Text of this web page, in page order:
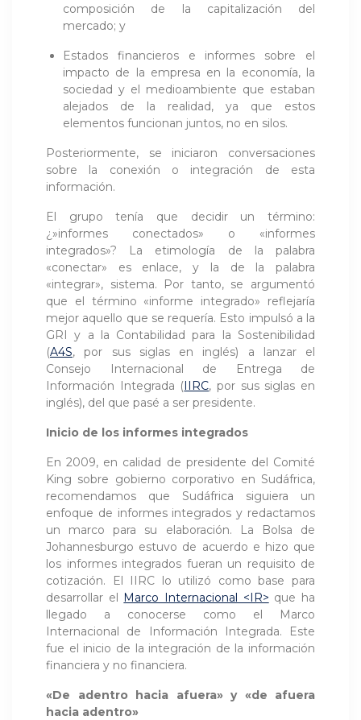
composición de la capitalización del
mercado; y
Estados financieros e informes sobre el
impacto de la empresa en la economía, la
sociedad y el medioambiente que estaban
alejados de la realidad, ya que estos
elementos funcionan juntos, no en silos.
Posteriormente, se iniciaron conversaciones
sobre la conexión o integración de esta
información.
El grupo tenía que decidir un término:
¿»informes conectados» o «informes
integrados»? La etimología de la palabra
«conectar» es enlace, y la de la palabra
«integrar», sistema. Por tanto, se argumentó
que el término «informe integrado» reflejaría
mejor aquello que se requería. Esto impulsó a la
GRI y a la Contabilidad para la Sostenibilidad
(A4S, por sus siglas en inglés) a lanzar el
Consejo Internacional de Entrega de
Información Integrada (IIRC, por sus siglas en
inglés), del que pasé a ser presidente.
Inicio de los informes integrados
En 2009, en calidad de presidente del Comité
King sobre gobierno corporativo en Sudáfrica,
recomendamos que Sudáfrica siguiera un
enfoque de informes integrados y redactamos
un marco para su elaboración. La Bolsa de
Johannesburgo estuvo de acuerdo e hizo que
los informes integrados fueran un requisito de
cotización. El IIRC lo utilizó como base para
desarrollar el Marco Internacional <IR> que ha
llegado a conocerse como el Marco
Internacional de Información Integrada. Este
fue el inicio de la integración de la información
financiera y no financiera.
«De adentro hacia afuera» y «de afuera
hacia adentro»